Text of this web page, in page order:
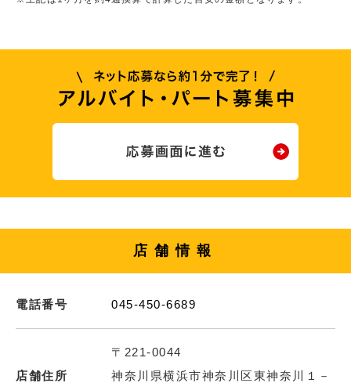
店舗情報
電話番号 045-450-6689
店舗住所
〒221-0044
神奈川県横浜市神奈川区東神奈川１－